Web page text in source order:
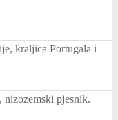
kraljica Portugala i
nizozemski pjesnik.